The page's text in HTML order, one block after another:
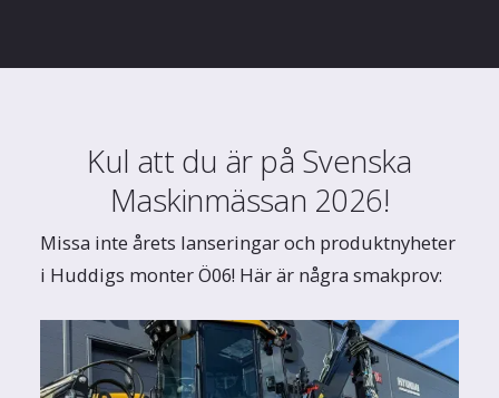
Kul att du är på Svenska
Maskinmässan 2026!
Missa inte årets lanseringar och produktnyheter
i Huddigs monter Ö06! Här är några smakprov: